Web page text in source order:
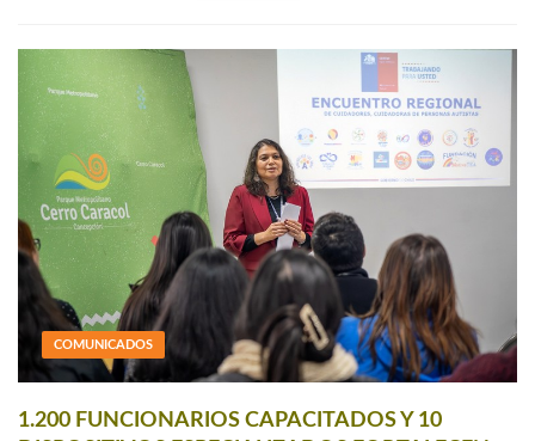
COMUNICADOS
1.200 FUNCIONARIOS CAPACITADOS Y 10